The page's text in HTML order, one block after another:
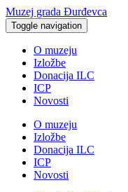
Muzej grada Đurđevca
Toggle navigation
O muzeju
Izložbe
Donacija ILC
ICP
Novosti
O muzeju
Izložbe
Donacija ILC
ICP
Novosti